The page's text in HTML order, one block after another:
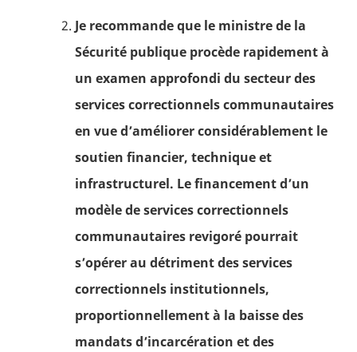
Je recommande que le ministre de la
Sécurité publique procède rapidement à
un examen approfondi du secteur des
services correctionnels communautaires
en vue d’améliorer considérablement le
soutien financier, technique et
infrastructurel. Le financement d’un
modèle de services correctionnels
communautaires revigoré pourrait
s’opérer au détriment des services
correctionnels institutionnels,
proportionnellement à la baisse des
mandats d’incarcération et des